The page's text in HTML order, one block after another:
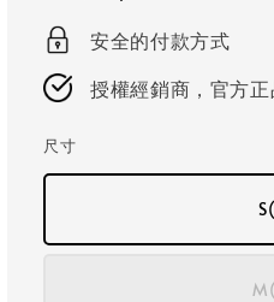
price安全的付款方式
授權經銷商，官方正
尺寸